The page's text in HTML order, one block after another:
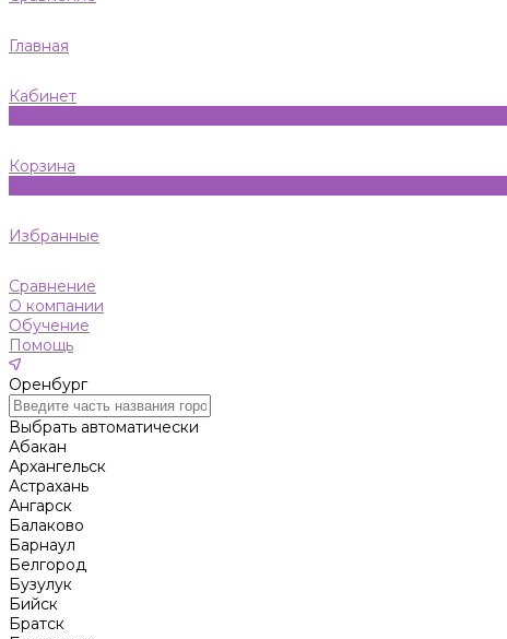
Главная
Кабинет
Корзина
Избранные
Сравнение
О компании
Обучение
Помощь
Оренбург
Выбрать автоматически
Абакан
Архангельск
Астрахань
Ангарск
Балаково
Барнаул
Белгород
Бузулук
Бийск
Братск